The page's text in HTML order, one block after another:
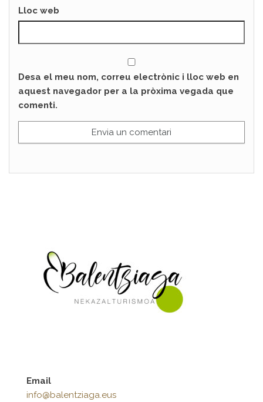
Lloc web
Desa el meu nom, correu electrònic i lloc web en
aquest navegador per a la pròxima vegada que
comenti.
Email
info@balentziaga.eus